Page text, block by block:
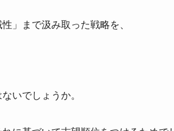
」まで汲み取った戦略を、
いでしょうか。